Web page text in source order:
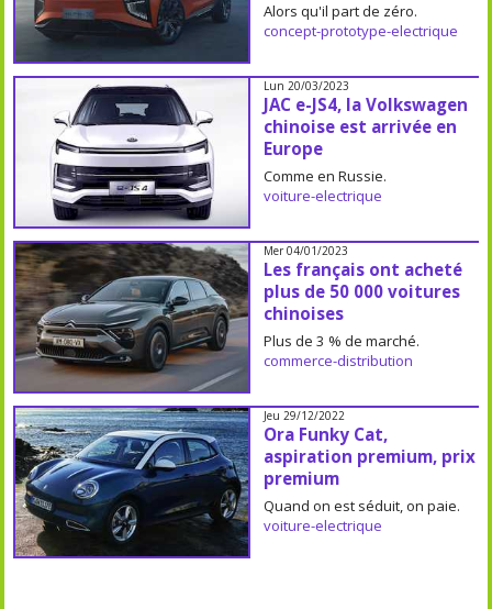
Alors qu'il part de zéro.
concept-prototype-electrique
Lun 20/03/2023
JAC e-JS4, la Volkswagen
chinoise est arrivée en
Europe
Comme en Russie.
voiture-electrique
Mer 04/01/2023
Les français ont acheté
plus de 50 000 voitures
chinoises
Plus de 3 % de marché.
commerce-distribution
Jeu 29/12/2022
Ora Funky Cat,
aspiration premium, prix
premium
Quand on est séduit, on paie.
voiture-electrique